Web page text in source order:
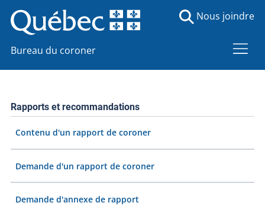
Bureau du coroner
Nous joindre
Rapports et recommandations
Contenu d'un rapport de coroner
Demande d'un rapport de coroner
Demande d'annexe de rapport